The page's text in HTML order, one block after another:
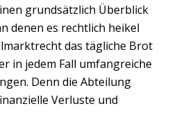
grundsätzlich Überblick
denen es rechtlich heikel
das tägliche Brot
in jedem Fall umfangreiche
Denn die Abteilung
Verluste und